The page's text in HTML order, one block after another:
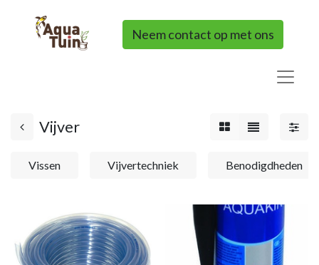
Neem contact op met ons
Vijver
Vissen Vijvertechniek Benodigdheden